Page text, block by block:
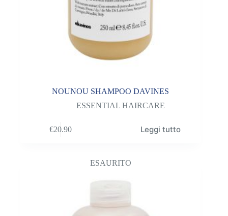
NOUNOU SHAMPOO DAVINES
ESSENTIAL HAIRCARE
€20.90 Leggi tutto
ESAURITO